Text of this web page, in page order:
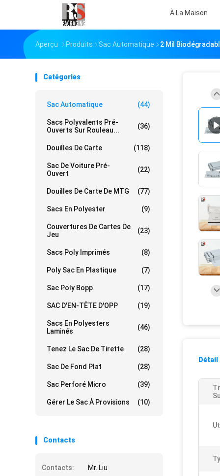
À La Maison
Aperçu Produits Sac Automatique 2 Mil
Catégories
Sac Automatique (44)
Sacs Polyvalents Pré-
Ouverts Sur Rouleau...
(36)
Douilles De Carte (118)
Sac De Voiture Pré-
Ouvert
(22)
Douilles De Carte De MTG (77)
Sacs En Polyester (9)
Couvertures De Cartes De
Jeu
(23)
Sacs Poly Imprimés (8)
Poly Sac En Plastique (7)
Sac Poly Bopp (17)
SAC D'EN-TÊTE D'OPP (19)
Sacs En Polyesters
Laminés
(46)
Tenez Le Sac De Tirette (28)
Sac De Fond Plat (28)
Sac Perforé Micro (39)
Gérer Le Sac À Provisions (10)
Contacts
Contacts:
Mr. Liu